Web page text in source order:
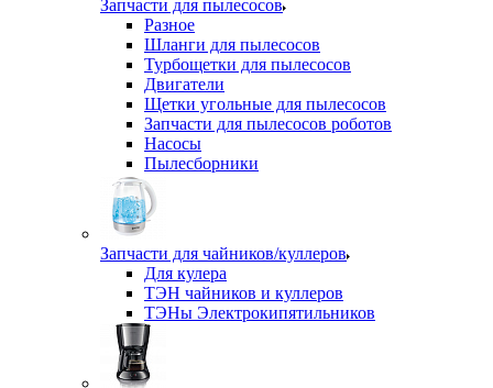
Запчасти для пылесосов
Разное
Шланги для пылесосов
Турбощетки для пылесосов
Двигатели
Щетки угольные для пылесосов
Запчасти для пылесосов роботов
Насосы
Пылесборники
Запчасти для чайников/куллеров
Для кулера
ТЭН чайников и куллеров
ТЭНы Электрокипятильников